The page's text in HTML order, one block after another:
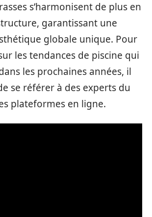
s’harmonisent de plus en
garantissant une
globale unique. Pour
les tendances de piscine qui
les prochaines années, il
se référer à des experts du
plateformes en ligne.